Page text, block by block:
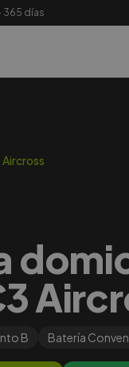
365 días
Aircross
B Batería